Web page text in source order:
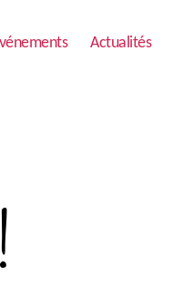
Actualités